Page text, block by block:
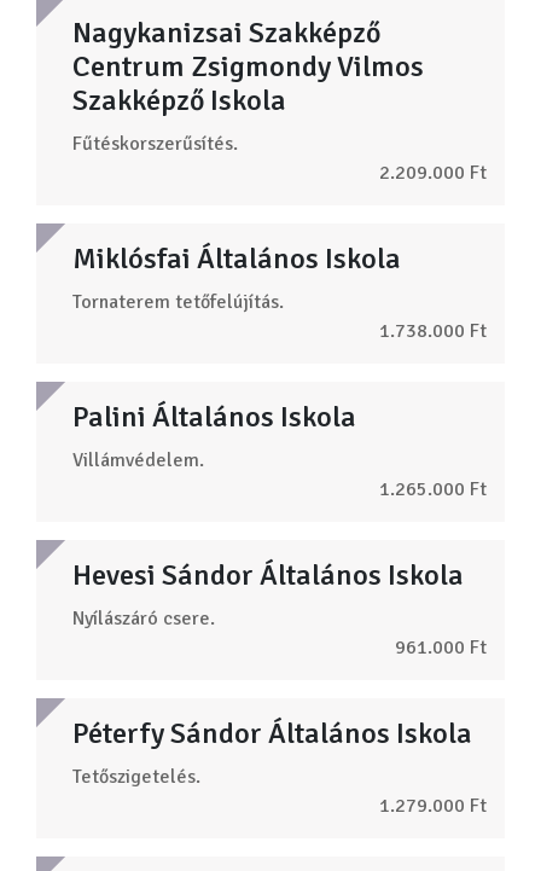
Nagykanizsai Szakképző
Centrum Zsigmondy Vilmos
Szakképző Iskola
Fűtéskorszerűsítés.
2.209.000 Ft
Miklósfai Általános Iskola
Tornaterem tetőfelújítás.
1.738.000 Ft
Palini Általános Iskola
Villámvédelem.
1.265.000 Ft
Hevesi Sándor Általános Iskola
Nyílászáró csere.
961.000 Ft
Péterfy Sándor Általános Iskola
Tetőszigetelés.
1.279.000 Ft